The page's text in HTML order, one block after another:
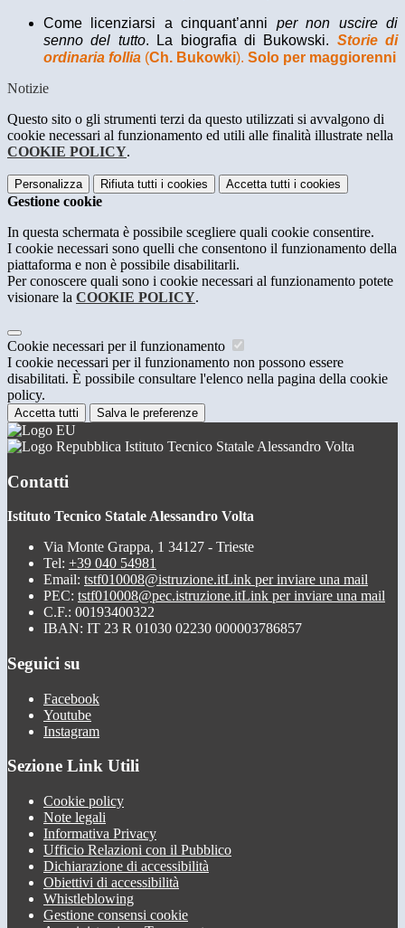
Come licenziarsi a cinquant’anni per non uscire di
senno del tutto. La biografia di Bukowski. Storie di
ordinaria follia (Ch. Bukowki). Solo per maggiorenni
Notizie
Questo sito o gli strumenti terzi da questo utilizzati si avvalgono di
cookie necessari al funzionamento ed utili alle finalità illustrate nella
COOKIE POLICY.
Personalizza Rifiuta tutti i cookies Accetta tutti i cookies
Gestione cookie
In questa schermata è possibile scegliere quali cookie consentire.
I cookie necessari sono quelli che consentono il funzionamento della
piattaforma e non è possibile disabilitarli.
Per conoscere quali sono i cookie necessari al funzionamento potete
visionare la COOKIE POLICY.
Cookie necessari per il funzionamento
I cookie necessari per il funzionamento non possono essere
disabilitati. È possibile consultare l'elenco nella pagina della cookie
policy.
Accetta tutti Salva le preferenze
Istituto Tecnico Statale Alessandro Volta
Contatti
Istituto Tecnico Statale Alessandro Volta
Via Monte Grappa, 1 34127 - Trieste
Tel: +39 040 54981
Email: tstf010008@istruzione.itLink per inviare una mail
PEC: tstf010008@pec.istruzione.itLink per inviare una mail
C.F.: 00193400322
IBAN: IT 23 R 01030 02230 000003786857
Seguici su
Facebook
Youtube
Instagram
Sezione Link Utili
Cookie policy
Note legali
Informativa Privacy
Ufficio Relazioni con il Pubblico
Dichiarazione di accessibilità
Obiettivi di accessibilità
Whistleblowing
Gestione consensi cookie